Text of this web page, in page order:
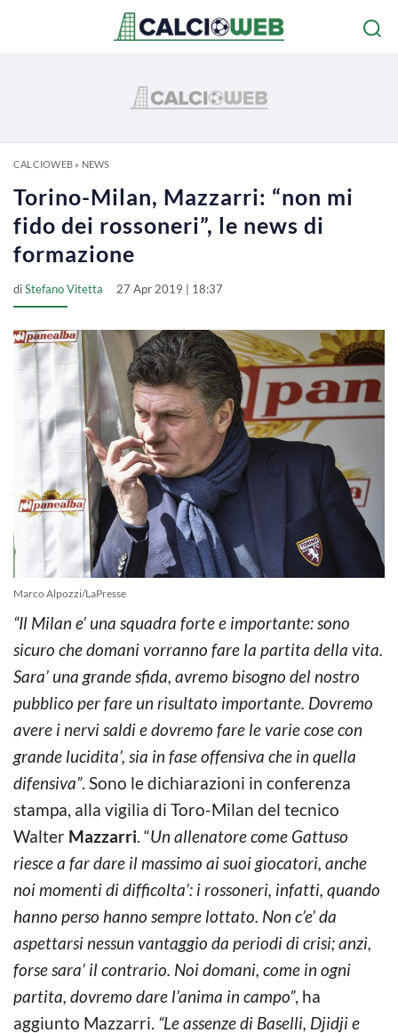
CALCIOWEB» NEWS
Torino-Milan, Mazzarri: “non mi
fido dei rossoneri”, le news di
formazione
diStefano Vitetta 27 Apr 2019 | 18:37
Marco Alpozzi/LaPresse
“Il Milan e’ una squadra forte e importante: sono
sicuro che domani vorranno fare la partita della vita.
Sara’ una grande sfida, avremo bisogno del nostro
pubblico per fare un risultato importante. Dovremo
avere i nervi saldi e dovremo fare le varie cose con
grande lucidita’, sia in fase offensiva che in quella
difensiva”. Sono le dichiarazioni in conferenza
stampa, alla vigilia di Toro-Milan del tecnico
Walter Mazzarri. “Un allenatore come Gattuso
riesce a far dare il massimo ai suoi giocatori, anche
noi momenti di difficolta’: i rossoneri, infatti, quando
hanno perso hanno sempre lottato. Non c’e’ da
aspettarsi nessun vantaggio da periodi di crisi; anzi,
forse sara’ il contrario. Noi domani, come in ogni
partita, dovremo dare l’anima in campo”, ha
aggiunto Mazzarri. “Le assenze di Baselli, Djidji e